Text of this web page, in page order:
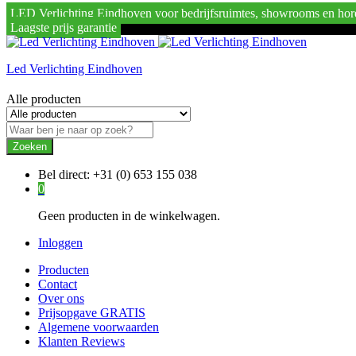
LED Verlichting Eindhoven voor bedrijfsruimtes, showrooms en
Laagste prijs garantie
Led Verlichting Eindhoven
Alle producten
Zoeken
Bel direct: +31 (0) 653 155 038
0
Geen producten in de winkelwagen.
Inloggen
Producten
Contact
Over ons
Prijsopgave GRATIS
Algemene voorwaarden
Klanten Reviews